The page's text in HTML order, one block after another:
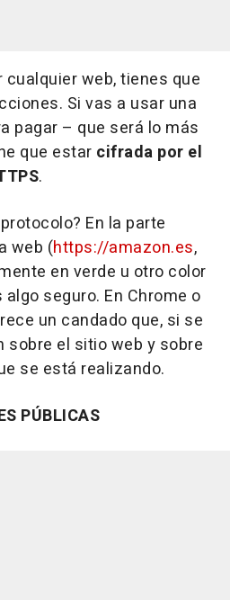
web, tienes que
Si vas a usar una
pagar – que será lo más
que estar cifrada por el
.
En la parte
web (https://amazon.es,
en verde u otro color
seguro. En Chrome o
un candado que, si se
sobre el sitio web y sobre
se está realizando.
PÚBLICAS